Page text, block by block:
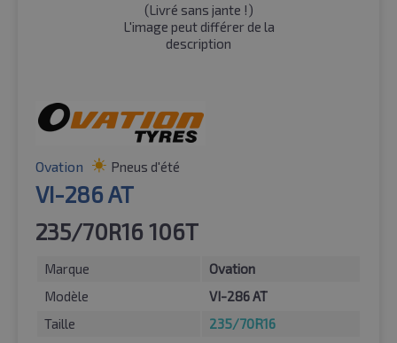
(Livré sans jante !)
L'image peut différer de la
description
Ovation Pneus d'été
VI-286 AT
235/70R16 106T
Marque
Ovation
Modèle
VI-286 AT
Taille
235/70R16